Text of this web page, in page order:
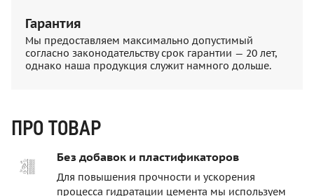
Гарантия
Мы предоставляем максимально допустимый
согласно законодательству срок гарантии — 20 лет,
однако наша продукция служит намного дольше.
ПРО ТОВАР
Без добавок и пластификаторов
Для повышения прочности и ускорения
процесса гидратации цемента мы используем